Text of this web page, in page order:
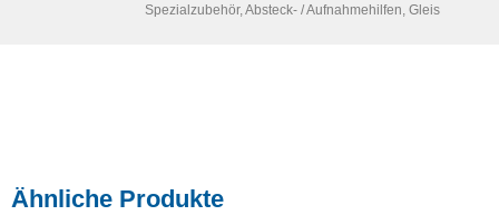
Spezialzubehör,Absteck- / Aufnahmehilfen,Gleis
Ähnliche Produkte